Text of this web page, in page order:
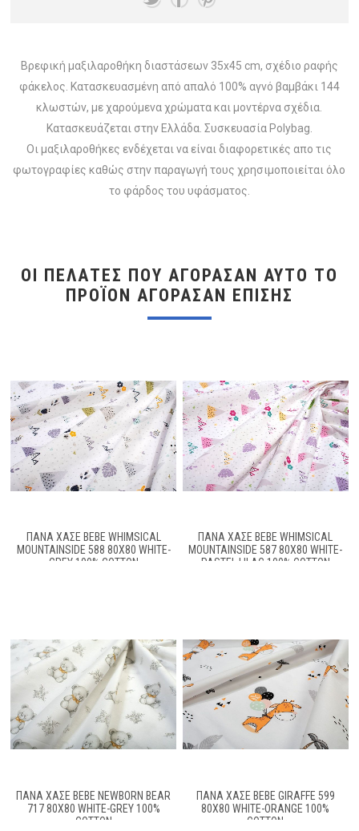
Βρεφική μαξιλαροθήκη διαστάσεων 35x45 cm, σχέδιο ραφής
φάκελος. Κατασκευασμένη από απαλό 100% αγνό βαμβάκι 144
κλωστών, με χαρούμενα χρώματα και μοντέρνα σχέδια.
Κατασκευάζεται στην Ελλάδα. Συσκευασία Polybag.
Οι μαξιλαροθήκες ενδέχεται να είναι διαφορετικές απο τις
φωτογραφίες καθώς στην παραγωγή τους χρησιμοποιείται όλο
το φάρδος του υφάσματος.
ΟΙ ΠΕΛΆΤΕΣ ΠΟΥ ΑΓΌΡΑΣΑΝ ΑΥΤΌ ΤΟ
ΠΡΟΪΌΝ ΑΓΌΡΑΣΑΝ ΕΠΊΣΗΣ
ΠΆΝΑ ΧΑΣΈ BEBE WHIMSICAL
MOUNTAINSIDE 588 80X80 WHITE-
GREY 100% COTTON
ΠΆΝΑ ΧΑΣΈ BEBE WHIMSICAL
MOUNTAINSIDE 587 80X80 WHITE-
PASTEL LILAC 100% COTTON
ΠΆΝΑ ΧΑΣΈ BEBE NEWBORN BEAR
717 80X80 WHITE-GREY 100%
COTTON
ΠΆΝΑ ΧΑΣΈ BEBE GIRAFFE 599
80X80 WHITE-ORANGE 100%
COTTON